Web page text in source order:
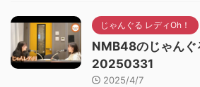
じゃんぐる レディOh！
NMB48のじゃん
20250331
2025/4/7